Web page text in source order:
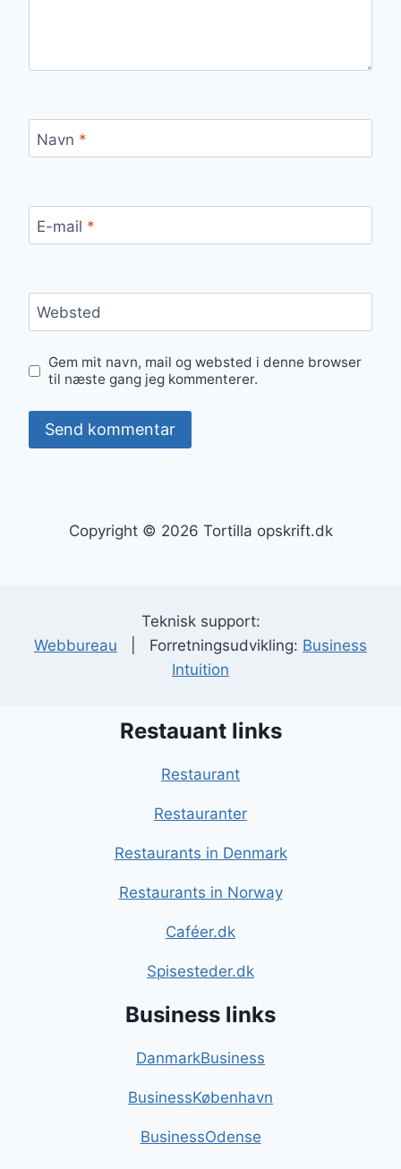
Navn *
E-mail *
Websted
Gem mit navn, mail og websted i denne browser
til næste gang jeg kommenterer.
Copyright © 2026 Tortilla opskrift.dk
Teknisk support:
Webbureau | Forretningsudvikling: Business
Intuition
Restauant links
Restaurant
Restauranter
Restaurants in Denmark
Restaurants in Norway
Caféer.dk
Spisesteder.dk
Business links
DanmarkBusiness
BusinessKøbenhavn
BusinessOdense